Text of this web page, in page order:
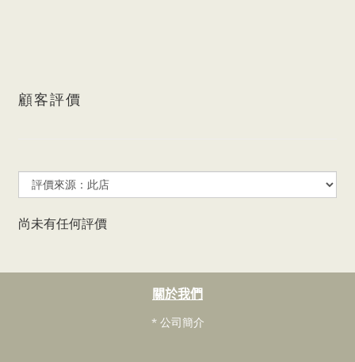
顧客評價
尚未有任何評價
關於我們
* 公司簡介